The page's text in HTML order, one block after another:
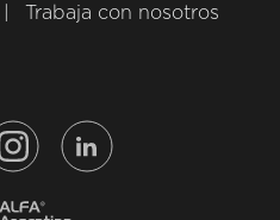
Trabaja con nosotros